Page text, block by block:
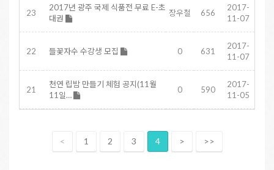
23
2017년 광주 국제 식품전 무료 E-초
대권
장우철 656
2017-
11-07
22 들꽃자수 수강생 모집 0 631
2017-
11-07
21
천연 립밤 만들기 체험 공지(11월
11일…
0 590
2017-
11-05
< 1 2 3 4 > >>